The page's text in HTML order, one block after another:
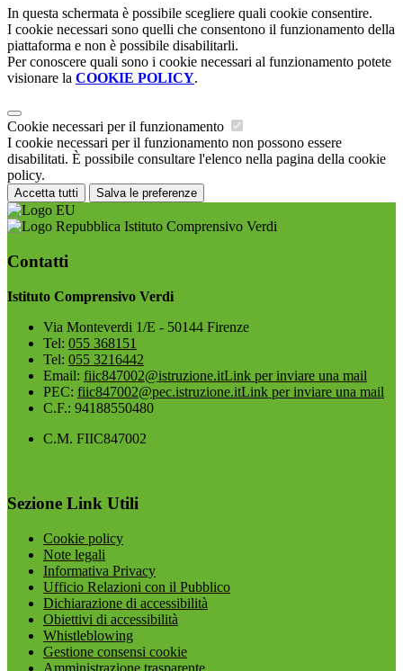
In questa schermata è possibile scegliere quali cookie consentire.
I cookie necessari sono quelli che consentono il funzionamento della
piattaforma e non è possibile disabilitarli.
Per conoscere quali sono i cookie necessari al funzionamento potete
visionare la COOKIE POLICY.
Cookie necessari per il funzionamento
I cookie necessari per il funzionamento non possono essere
disabilitati. È possibile consultare l'elenco nella pagina della cookie
policy.
Accetta tutti Salva le preferenze
Istituto Comprensivo Verdi
Contatti
Istituto Comprensivo Verdi
Via Monteverdi 1/E - 50144 Firenze
Tel: 055 368151
Tel: 055 3216442
Email: fiic847002@istruzione.itLink per inviare una mail
PEC: fiic847002@pec.istruzione.itLink per inviare una mail
C.F.: 94188550480
C.M. FIIC847002
Sezione Link Utili
Cookie policy
Note legali
Informativa Privacy
Ufficio Relazioni con il Pubblico
Dichiarazione di accessibilità
Obiettivi di accessibilità
Whistleblowing
Gestione consensi cookie
Amministrazione trasparente